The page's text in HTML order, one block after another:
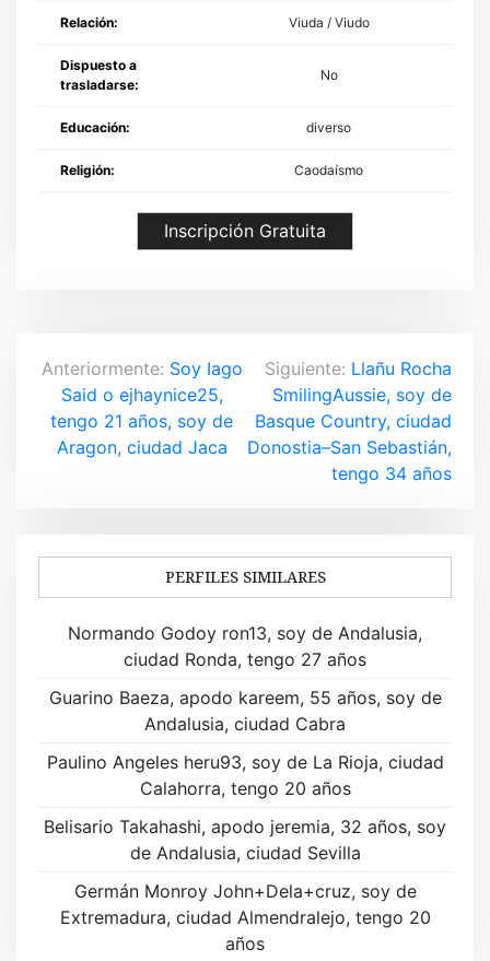
Relación: Viuda / Viudo
Dispuesto a
trasladarse:
No
Educación: diverso
Religión: Caodaísmo
Inscripción Gratuita
N
a
v
ó
n
e
Anteriormente: Soy Iago
Said o ejhaynice25,
tengo 21 años, soy de
Aragon, ciudad Jaca
Siguiente: Llañu Rocha
SmilingAussie, soy de
Basque Country, ciudad
Donostia–San Sebastián,
tengo 34 años
PERFILES SIMILARES
Normando Godoy ron13, soy de Andalusia,
ciudad Ronda, tengo 27 años
Guarino Baeza, apodo kareem, 55 años, soy de
Andalusia, ciudad Cabra
Paulino Angeles heru93, soy de La Rioja, ciudad
Calahorra, tengo 20 años
Belisario Takahashi, apodo jeremia, 32 años, soy
de Andalusia, ciudad Sevilla
Germán Monroy John+Dela+cruz, soy de
Extremadura, ciudad Almendralejo, tengo 20
años